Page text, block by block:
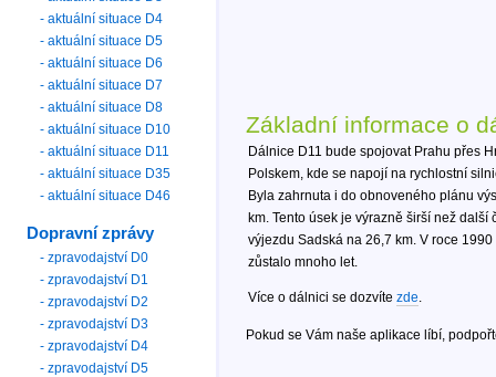
Základní informace o
Dálnice D11 bude spojovat Prahu přes
Polskem, kde se napojí na rychlostní
Byla zahrnuta i do obnoveného plánu
km. Tento úsek je výrazně širší než
výjezdu Sadská na 26,7 km. V roce
zůstalo mnoho let.
Více o dálnici se dozvíte zde.
Pokud se Vám naše aplikace líbí,
- aktuální situace D4
- aktuální situace D5
- aktuální situace D6
- aktuální situace D7
- aktuální situace D8
- aktuální situace D10
- aktuální situace D11
- aktuální situace D35
- aktuální situace D46
Dopravní zprávy
- zpravodajství D0
- zpravodajství D1
- zpravodajství D2
- zpravodajství D3
- zpravodajství D4
- zpravodajství D5